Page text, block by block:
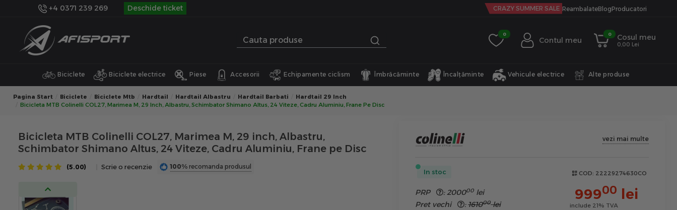
+4 0371 239 269 Deschide ticket CRAZY SUMMER SALE ReambalateBlogProducatori
0
Contul meu
0 Cosul meu
0,00 Lei
Biciclete Biciclete electrice Piese Accesorii Echipamente ciclism Îmbrăcăminte Încalțăminte Vehicule electrice Alte produse
Pagina Start Biciclete Biciclete Mtb Hardtail Hardtail Albastru Hardtail Barbati
Hardtail 29 Inch
Bicicleta MTB Colinelli COL27, Marimea M, 29 Inch, Albastru, Schimbator Shimano Altus, 24 Viteze, Cadru Aluminiu, Frane Pe Disc
Bicicleta MTB Colinelli COL27, Marimea M, 29 inch, Albastru,
Schimbator Shimano Altus, 24 Viteze, Cadru Aluminiu, Frane pe Disc
(5.00) Scrie o recenzie 100% recomanda produsul
vezi mai multe
In stoc COD: 22229274630CO
PRP :200000 lei
Pret vechi
:161000lei
99900 lei
include 21% TVA